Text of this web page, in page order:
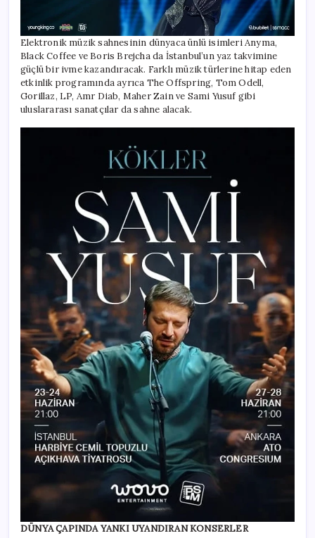
Elektronik müzik sahnesinin dünyaca ünlü isimleri Anyma,
Black Coffee ve Boris Brejcha da İstanbul’un yaz takvimine
güçlü bir ivme kazandıracak. Farklı müzik türlerine hitap eden
etkinlik programında ayrıca The Offspring, Tom Odell,
Gorillaz, LP, Amr Diab, Maher Zain ve Sami Yusuf gibi
uluslararası sanatçılar da sahne alacak.
DÜNYA ÇAPINDA YANKI UYANDIRAN KONSERLER